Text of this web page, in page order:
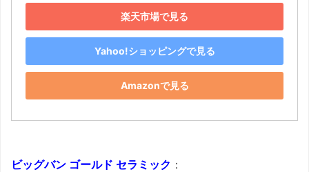
楽天市場で見る
Yahoo!ショッピングで見る
Amazonで見る
ビッグバン ゴールド セラミック ：